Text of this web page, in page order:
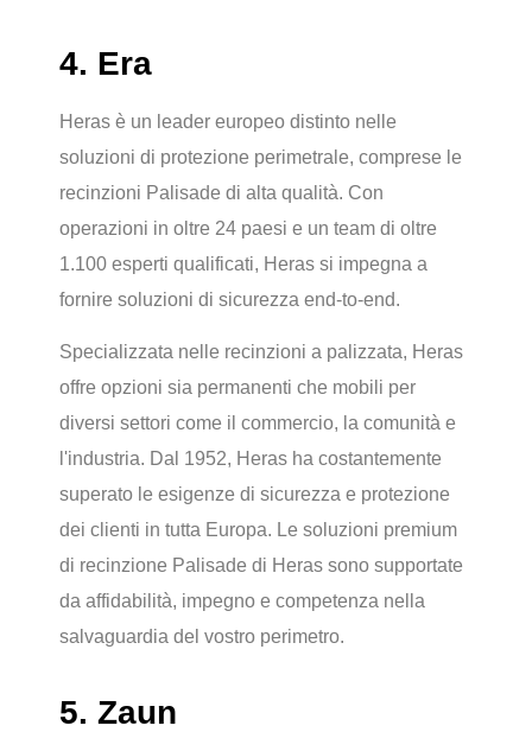
4. Era
Heras è un leader europeo distinto nelle
soluzioni di protezione perimetrale, comprese le
recinzioni Palisade di alta qualità. Con
operazioni in oltre 24 paesi e un team di oltre
1.100 esperti qualificati, Heras si impegna a
fornire soluzioni di sicurezza end-to-end.
Specializzata nelle recinzioni a palizzata, Heras
offre opzioni sia permanenti che mobili per
diversi settori come il commercio, la comunità e
l'industria. Dal 1952, Heras ha costantemente
superato le esigenze di sicurezza e protezione
dei clienti in tutta Europa. Le soluzioni premium
di recinzione Palisade di Heras sono supportate
da affidabilità, impegno e competenza nella
salvaguardia del vostro perimetro.
5. Zaun